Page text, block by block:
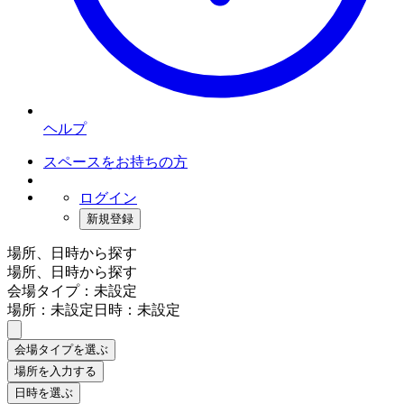
ヘルプ
スペースをお持ちの方
ログイン
新規登録
場所、日時から探す
場所、日時から探す
会場タイプ：未設定
場所：未設定日時：未設定
会場タイプを選ぶ
場所を入力する
日時を選ぶ